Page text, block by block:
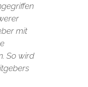
mit
So wird